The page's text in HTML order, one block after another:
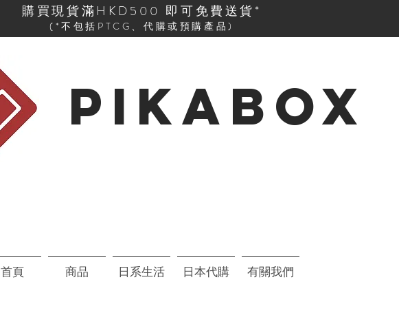
購買現貨滿HKD500 即可免費送貨*
(*不包括PTCG、代購或預購產品)
PIKABOX
首頁 商品 日系生活 日本代購 有關我們